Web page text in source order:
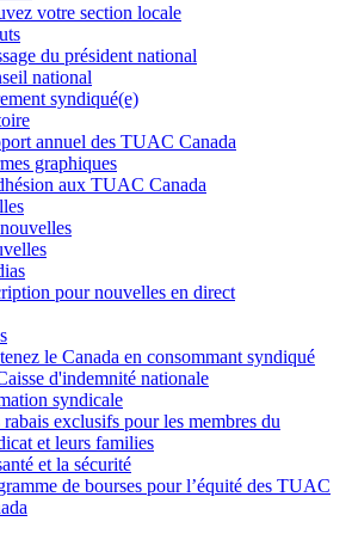
votre section locale
du président national
national
syndiqué(e)
annuel des TUAC Canada
graphiques
aux TUAC Canada
pour nouvelles en direct
le Canada en consommant syndiqué
d'indemnité nationale
syndicale
rabais exclusifs pour les membres du
et leurs families
et la sécurité
de bourses pour l’équité des TUAC